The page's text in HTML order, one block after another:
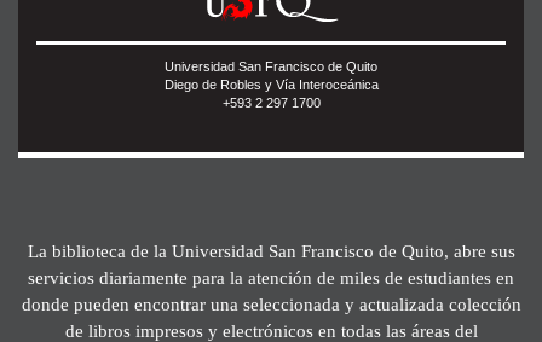
Universidad San Francisco de Quito
Diego de Robles y Vía Interoceánica
+593 2 297 1700
La biblioteca de la Universidad San Francisco de Quito, abre sus
servicios diariamente para la atención de miles de estudiantes en
donde pueden encontrar una seleccionada y actualizada colección
de libros impresos y electrónicos en todas las áreas del